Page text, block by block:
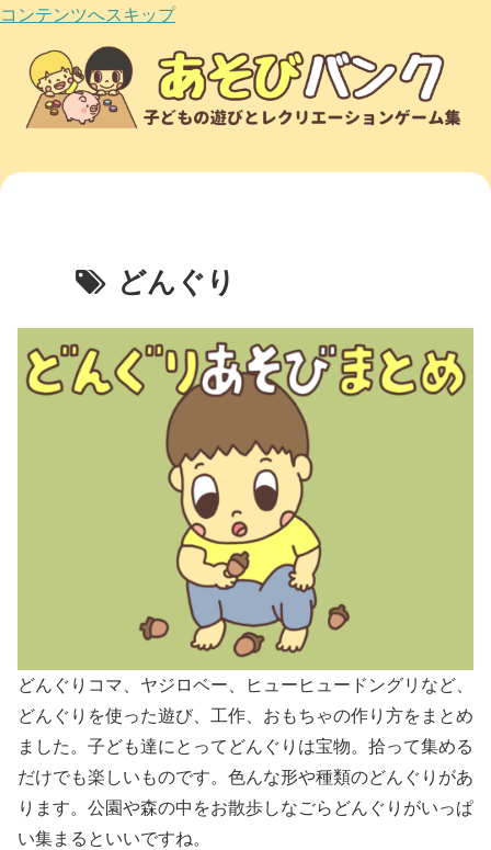
コンテンツへスキップ
どんぐり
どんぐりコマ、ヤジロベー、ヒューヒュードングリなど、
どんぐりを使った遊び、工作、おもちゃの作り方をまとめ
ました。子ども達にとってどんぐりは宝物。拾って集める
だけでも楽しいものです。色んな形や種類のどんぐりがあ
ります。公園や森の中をお散歩しなごらどんぐりがいっぱ
い集まるといいですね。